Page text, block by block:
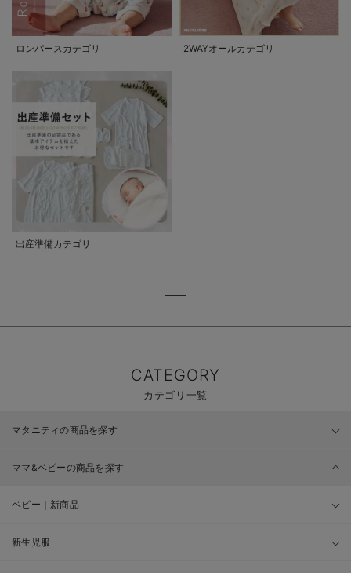
ロンパースカテゴリ 2WAYオールカテゴリ
出産準備カテゴリ
CATEGORY
カテゴリ一覧
マタニティの商品を探す
ママ&ベビーの商品を探す
ベビー｜新商品
新生児服